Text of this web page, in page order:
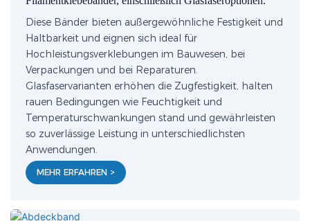
Diese Bänder bieten außergewöhnliche Festigkeit und
Haltbarkeit und eignen sich ideal für
Hochleistungsverklebungen im Bauwesen, bei
Verpackungen und bei Reparaturen.
Glasfaservarianten erhöhen die Zugfestigkeit, halten
rauen Bedingungen wie Feuchtigkeit und
Temperaturschwankungen stand und gewährleisten
so zuverlässige Leistung in unterschiedlichsten
Anwendungen.
MEHR ERFAHREN >